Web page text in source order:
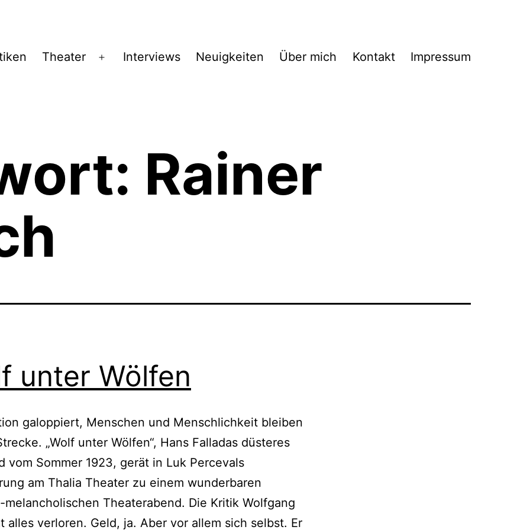
Theater
Menü
Interviews Neuigkeiten Über mich Kontakt Impressum
Rainer
unter Wölfen
galoppiert, Menschen und Menschlichkeit bleiben
„Wolf unter Wölfen“, Hans Falladas düsteres
vom Sommer 1923, gerät in Luk Percevals
am Thalia Theater zu einem wunderbaren
melancholischen Theaterabend. Die Kritik Wolfgang
alles verloren. Geld, ja. Aber vor allem sich selbst. Er